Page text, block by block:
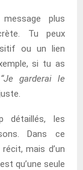
plus
Tu peux
ou un lien
si tu as
“Je garderai le
détaillés, les
Dans ce
mais d’un
qu’une seule